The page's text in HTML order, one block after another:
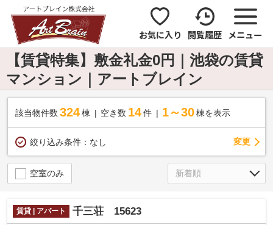
お気に入り 閲覧履歴 メニュー
【賃貸特集】敷金礼金0円｜池袋の賃貸
マンション｜アートブレイン
該当物件数 324棟 空き数 14 件 1～30 棟を表示
絞り込み条件： なし 変更
空室のみ
賃貸 | アパート 千三荘 15623